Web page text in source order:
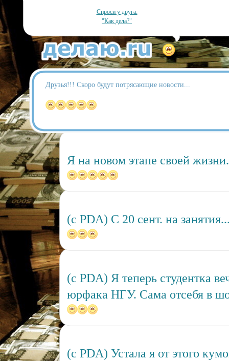
Спроси у друга:
"Как дела?"
Друзья!!! Скоро будут потрясающие новости...
Я на новом этапе своей жизни.
(c PDA) С 20 сент. на
(c PDA) Я теперь студентка
юрфака НГУ. Сама отсебя в
(c PDA) Устала я от этого